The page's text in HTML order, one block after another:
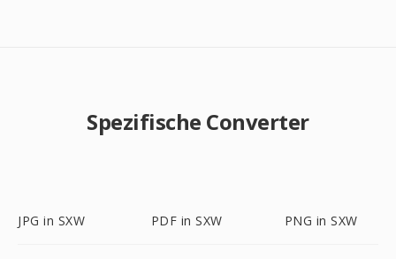
Spezifische Converter
JPG in SXW PDF in SXW PNG in SXW